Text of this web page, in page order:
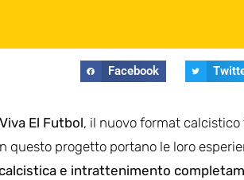
Facebook
Viva El Futbol, il nuovo format calcistico
questo progetto portano le loro
e intrattenimento